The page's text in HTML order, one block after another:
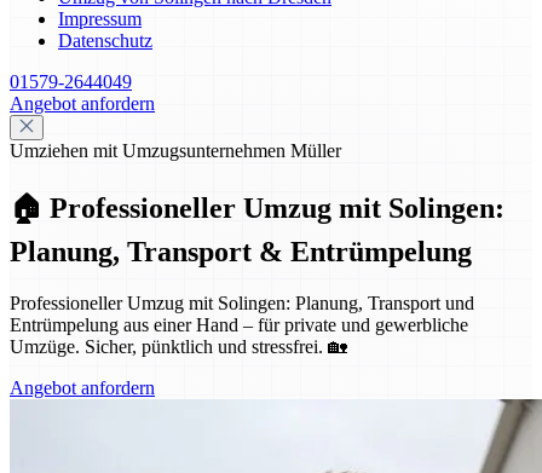
Impressum
Datenschutz
01579-2644049
Angebot anfordern
Umziehen mit Umzugsunternehmen Müller
🏠 Professioneller Umzug mit Solingen:
Planung, Transport & Entrümpelung
Professioneller Umzug mit Solingen: Planung, Transport und
Entrümpelung aus einer Hand – für private und gewerbliche
Umzüge. Sicher, pünktlich und stressfrei. 🏡
Angebot anfordern